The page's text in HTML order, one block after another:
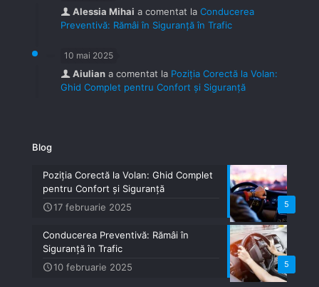
Alessia Mihai a comentat la Conducerea
Preventivă: Rămâi în Siguranță în Trafic
10 mai 2025
Aiulian a comentat la Poziția Corectă la Volan:
Ghid Complet pentru Confort și Siguranță
Blog
5
Poziția Corectă la Volan: Ghid Complet
pentru Confort și Siguranță
17 februarie 2025
5
Conducerea Preventivă: Rămâi în
Siguranță în Trafic
10 februarie 2025